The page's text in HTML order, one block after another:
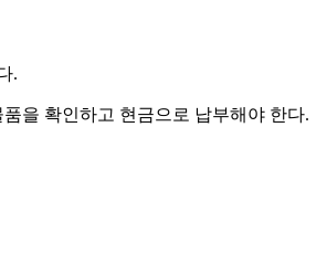
.
을 확인하고 현금으로 납부해야 한다.